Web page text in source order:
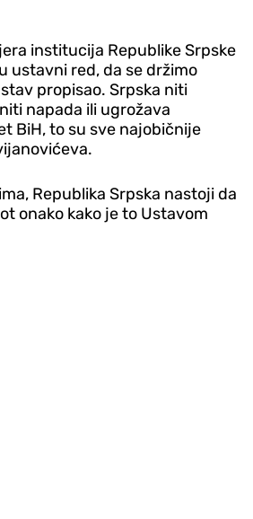
institucija Republike Srpske
ustavni red, da se držimo
propisao. Srpska niti
napada ili ugrožava
BiH, to su sve najobičnije
Republika Srpska nastoji da
onako kako je to Ustavom